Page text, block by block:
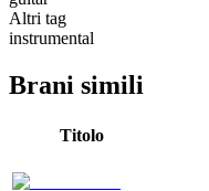
Altri tag
instrumental
Brani simili
Titolo